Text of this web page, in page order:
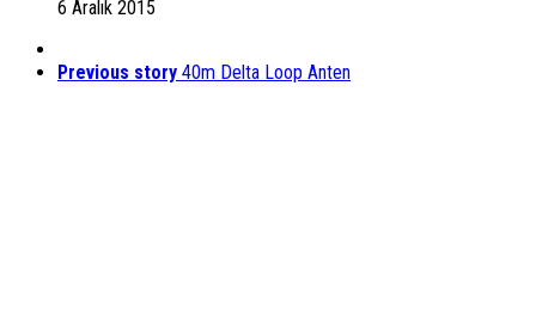
6 Aralık 2015
Previous story 40m Delta Loop Anten